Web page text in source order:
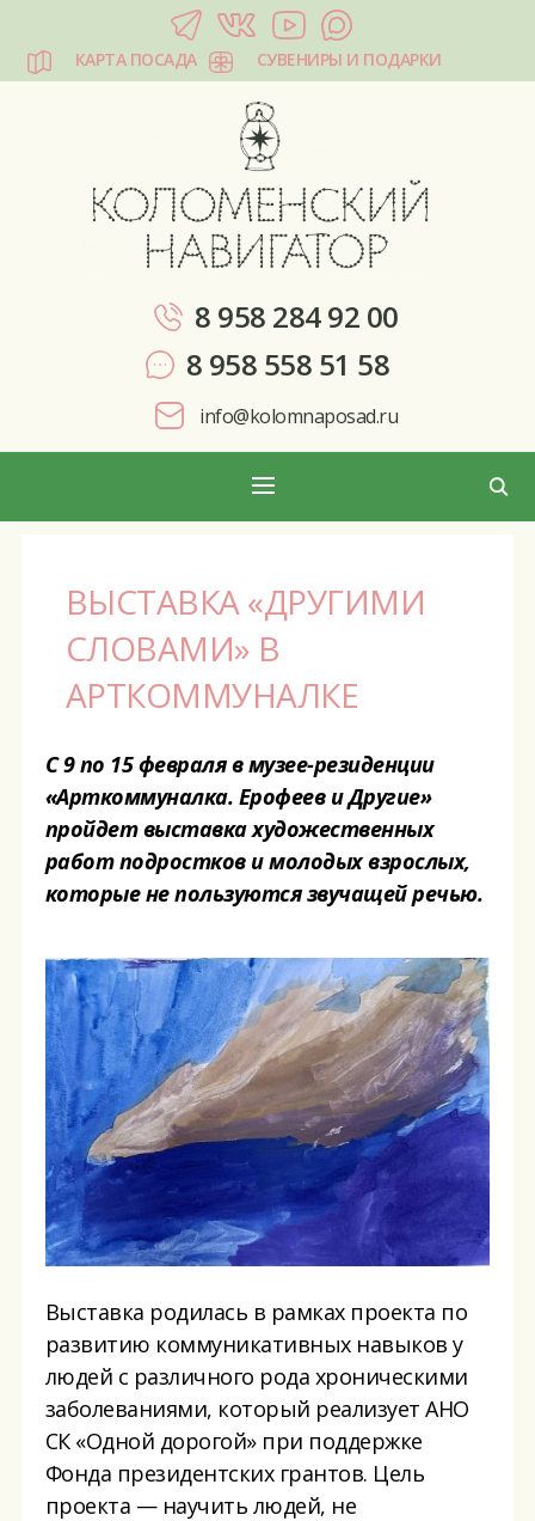
КАРТА ПОСАДА СУВЕНИРЫ И ПОДАРКИ
8 958 284 92 00
8 958 558 51 58
info@kolomnaposad.ru
ВЫСТАВКА «ДРУГИМИ
СЛОВАМИ» В
АРТКОММУНАЛКЕ
С 9 по 15 февраля в музее-резиденции
«Арткоммуналка. Ерофеев и Другие»
пройдет выставка художественных
работ подростков и молодых взрослых,
которые не пользуются звучащей речью.
Выставка родилась в рамках проекта по
развитию коммуникативных навыков у
людей с различного рода хроническими
заболеваниями, который реализует АНО
СК «Одной дорогой» при поддержке
Фонда президентских грантов. Цель
проекта — научить людей, не